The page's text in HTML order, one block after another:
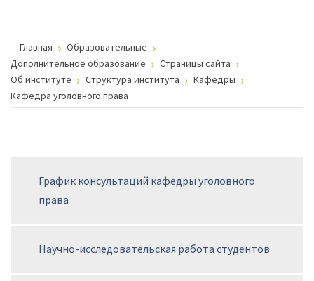
Главная
Образовательные
Дополнительное образование
Страницы сайта
Об институте
Структура института
Кафедры
Кафедра уголовного права
График консультаций кафедры уголовного
права
Научно-исследовательская работа студентов